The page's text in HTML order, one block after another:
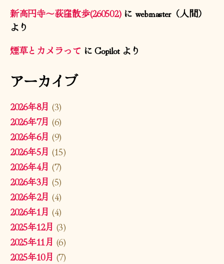
新高円寺〜荻窪散歩(260502)に webmaster（人間）
より
煙草とカメラってにCopilotより
アーカイブ
2026年8月 (3)
2026年7月 (6)
2026年6月 (9)
2026年5月 (15)
2026年4月 (7)
2026年3月 (5)
2026年2月 (4)
2026年1月 (4)
2025年12月 (3)
2025年11月 (6)
2025年10月 (7)